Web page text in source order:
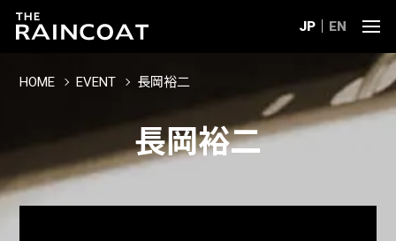
JP EN
HOME EVENT 長岡裕二
長岡裕二